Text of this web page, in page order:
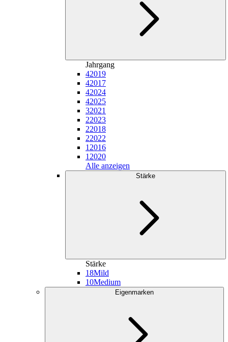
Jahrgang
42019
42017
42024
42025
32021
22023
22018
22022
1 2016
1 2020
Alle anzeigen
Stärke
Stärke
18Mild
10Medium
Eigenmarken